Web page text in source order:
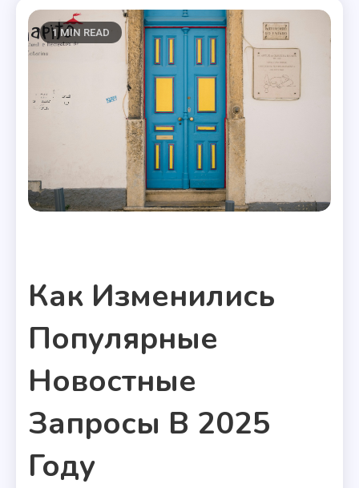
1 MIN READ
Как Изменились
Популярные
Новостные
Запросы В 2025
Году